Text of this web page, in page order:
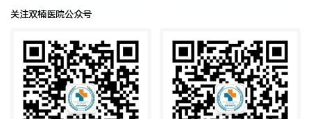
关注双楠医院公众号